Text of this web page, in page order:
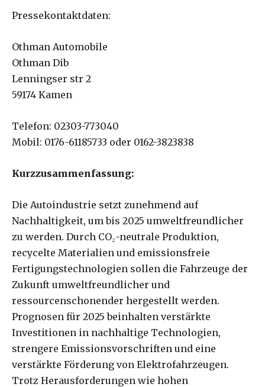
Pressekontaktdaten:
Othman Automobile
Othman Dib
Lenningser str 2
59174 Kamen
Telefon: 02303-773040
Mobil: 0176-61185733 oder 0162-3823838
Kurzzusammenfassung:
Die Autoindustrie setzt zunehmend auf
Nachhaltigkeit, um bis 2025 umweltfreundlicher
zu werden. Durch CO₂-neutrale Produktion,
recycelte Materialien und emissionsfreie
Fertigungstechnologien sollen die Fahrzeuge der
Zukunft umweltfreundlicher und
ressourcenschonender hergestellt werden.
Prognosen für 2025 beinhalten verstärkte
Investitionen in nachhaltige Technologien,
strengere Emissionsvorschriften und eine
verstärkte Förderung von Elektrofahrzeugen.
Trotz Herausforderungen wie hohen